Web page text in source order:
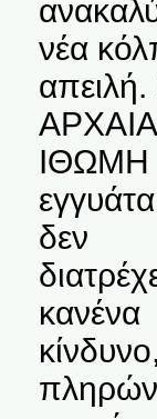
νέα
ΑΡΧΑΙΑ
ΙΘΩΜΗ
δεν
κανένα